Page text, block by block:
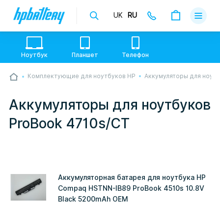
💙💛 Слава УкраЇні! Ми працюємо. Надсилаємо
Опрацьовуємо замовлення у звичному графіку
настільки швидко, як можемо. Якщо буде затримка
- пробачте, швидше за все у нас лунає повітряна
тривога. Але ми виліземо зі сховища і
UK RU
Доставка
Контакты
Ноутбук Планшет Телефон
Комплектующие для ноутбуков HP Аккумуляторы для
Аккумуляторы для ноутбуков
ProBook 4710s/CT
Аккумуляторная батарея для ноутбука HP
Compaq HSTNN-IB89 ProBook 4510s 10.8V
Black 5200mAh OEM